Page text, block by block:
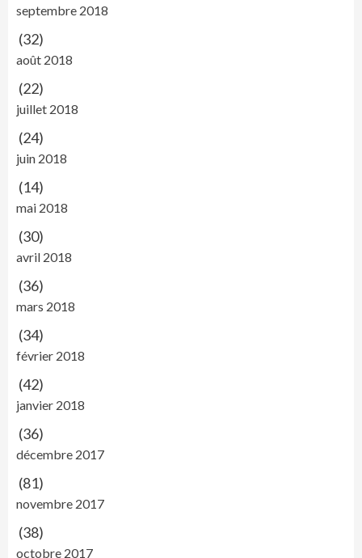
septembre 2018
(32)
août 2018
(22)
juillet 2018
(24)
juin 2018
(14)
mai 2018
(30)
avril 2018
(36)
mars 2018
(34)
février 2018
(42)
janvier 2018
(36)
décembre 2017
(81)
novembre 2017
(38)
octobre 2017